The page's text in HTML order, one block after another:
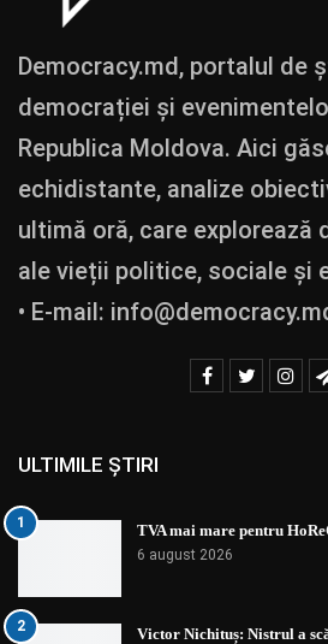
Democracy.md, portalul de
democrației și
Republica Moldova. Aici
echidistante, analize
ultimă oră, care explorează
ale vieții politice, sociale și
• E-mail:
ULTIMILE ȘTIRI
1 TVA mai mare pentru
6 august 2026
2 Victor Nichituș: Nistrul a